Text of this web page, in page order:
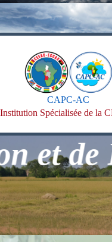
Passer
au
contenu
CAPC-AC
Institution Spécialisée de la
de